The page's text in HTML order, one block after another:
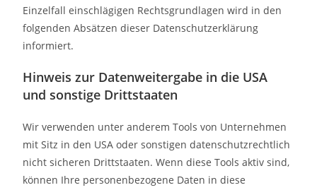
Einzelfall einschlägigen Rechtsgrundlagen wird in den
folgenden Absätzen dieser Datenschutzerklärung
informiert.
Hinweis zur Datenweitergabe in die USA
und sonstige Drittstaaten
Wir verwenden unter anderem Tools von Unternehmen
mit Sitz in den USA oder sonstigen datenschutzrechtlich
nicht sicheren Drittstaaten. Wenn diese Tools aktiv sind,
können Ihre personenbezogene Daten in diese